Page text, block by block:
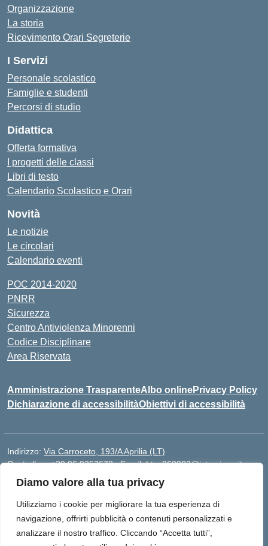
Diamo valore alla tua privacy
Utilizziamo i cookie per migliorare la tua esperienza di
navigazione, offrirti pubblicità o contenuti personalizzati e
analizzare il nostro traffico. Cliccando “Accetta tutti”,
Organizzazione
La storia
Ricevimento Orari Segreterie
I Servizi
Personale scolastico
Famiglie e studenti
Percorsi di studio
Didattica
Offerta formativa
I progetti delle classi
Libri di testo
Calendario Scolastico e Orari
Novità
Le notizie
Le circolari
Calendario eventi
POC 2014-2020
PNRR
Sicurezza
Centro Antiviolenza Minorenni
Codice Disciplinare
Area Riservata
Amministrazione TrasparenteAlbo onlinePrivacy Policy
Dichiarazione di accessibilitàObiettivi di accessibilità
Indirizzo: Via Carroceto, 193/A Aprilia (LT)
Centralino:+39 06 9257678 Email:Ltps060002@istruzione.it
Posta elettronica certificata (PEC):Ltps060002@pec.istruzione.it
Codice meccanografico:
LTPS060002